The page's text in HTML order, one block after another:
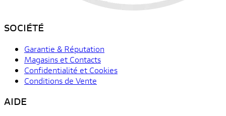
SOCIÉTÉ
Garantie & Réputation
Magasins et Contacts
Confidentialité et Cookies
Conditions de Vente
AIDE